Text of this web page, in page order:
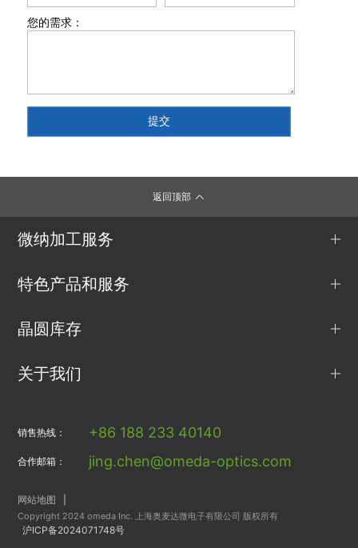
您的需求：
返回顶部
微纳加工服务
特色产品和服务
晶圆库存
关于我们
销售热线： +86 188 233 40140
合作邮箱： jing.chen@omeda-optics.com
网站地图
Copyright 2024 omeda Inc. 上海奥麦达微电子有限公司 版权所有
沪ICP备2024071748号